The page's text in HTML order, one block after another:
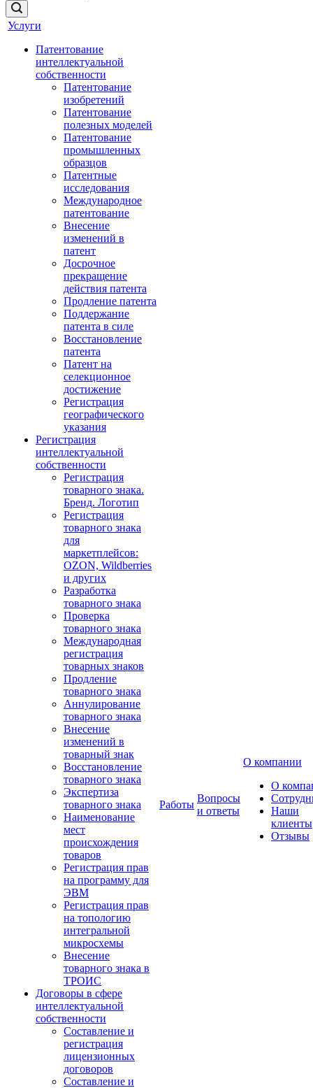
Услуги
Патентование
интеллектуальной
собственности
Патентование
изобретений
Патентование
полезных моделей
Патентование
промышленных
образцов
Патентные
исследования
Международное
патентование
Внесение
изменений в
патент
Досрочное
прекращение
действия патента
Продление патента
Поддержание
патента в силе
Восстановление
патента
Патент на
селекционное
достижение
Регистрация
географического
указания
Регистрация
интеллектуальной
собственности
Регистрация
товарного знака.
Бренд. Логотип
Регистрация
товарного знака
для
маркетплейсов:
OZON, Wildberries
и других
Разработка
товарного знака
Проверка
товарного знака
Международная
регистрация
товарных знаков
Продление
товарного знака
Аннулирование
товарного знака
Внесение
изменений в
товарный знак
Восстановление
товарного знака
Экспертиза
товарного знака
Наименование
мест
происхождения
товаров
Регистрация прав
на программу для
ЭВМ
Регистрация прав
на топологию
интегральной
микросхемы
Внесение
товарного знака в
ТРОИС
Договоры в сфере
интеллектуальной
собственности
Составление и
регистрация
лицензионных
договоров
Составление и
Работы
Вопросы
и ответы
О компании
О
Наши
клиенты
Отзывы